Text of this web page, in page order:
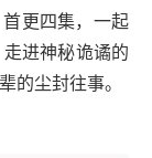
更四集，一起
进神秘诡谲的
的尘封往事。